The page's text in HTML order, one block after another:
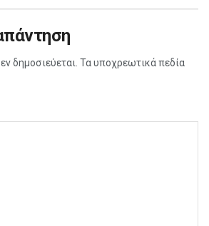
δημοσιεύεται. Τα υποχρεωτικά πεδία